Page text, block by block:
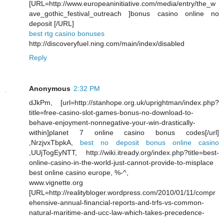
[URL=http://www.europeaninitiative.com/media/entry/the_w
ave_gothic_festival_outreach ]bonus casino online no
deposit [/URL]
best rtg casino bonuses
http://discoveryfuel.ning.com/main/index/disabled
Reply
Anonymous 2:32 PM
dJkPm, [url=http://stanhope.org.uk/uprightman/index.php?
title=free-casino-slot-games-bonus-no-download-to-
behave-enjoyment-nonnegative-your-win-drastically-
within]planet 7 online casino bonus codes[/url]
,NrzjvxTbpkA, best no deposit bonus online casino
,UUjTogEyNTT, http://wiki.itready.org/index.php?title=best-
online-casino-in-the-world-just-cannot-provide-to-misplace
best online casino europe, %-^,
www.vignette.org
[URL=http://realitybloger.wordpress.com/2010/01/11/compr
ehensive-annual-financial-reports-and-trfs-vs-common-
natural-maritime-and-ucc-law-which-takes-precedence-